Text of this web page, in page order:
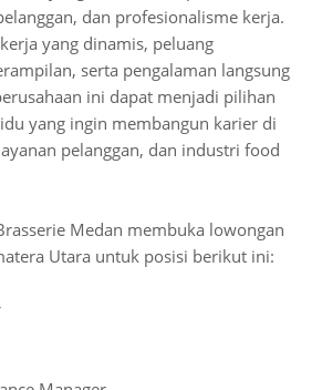
dan profesionalisme kerja.
yang dinamis, peluang
serta pengalaman langsung
ini dapat menjadi pilihan
yang ingin membangun karier di
pelanggan, dan industri food
Medan membuka lowongan
Utara untuk posisi berikut ini: